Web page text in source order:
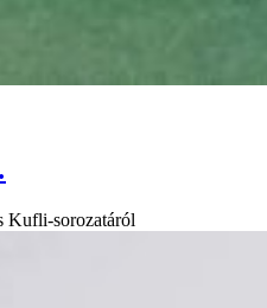
Kufli-sorozatáról